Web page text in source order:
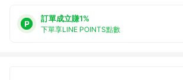
訂單成立賺1%
下單享LINE POINTS點數